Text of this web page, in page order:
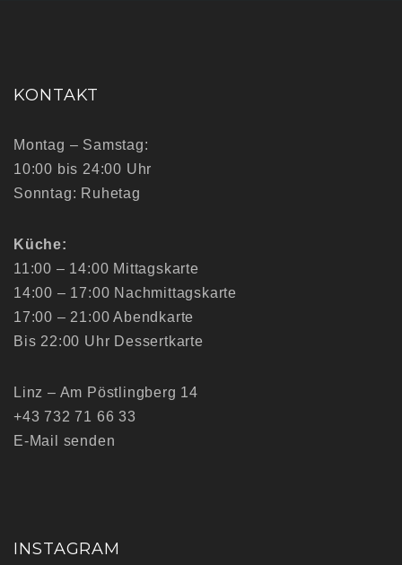
KONTAKT
Montag – Samstag:
10:00 bis 24:00 Uhr
Sonntag: Ruhetag
Küche:
11:00 – 14:00 Mittagskarte
14:00 – 17:00 Nachmittagskarte
17:00 – 21:00 Abendkarte
Bis 22:00 Uhr Dessertkarte
Linz – Am Pöstlingberg 14
+43 732 71 66 33
E-Mail senden
INSTAGRAM